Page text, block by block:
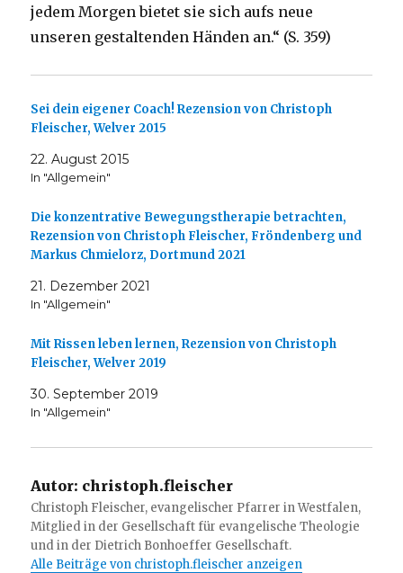
jedem Morgen bietet sie sich aufs neue
unseren gestaltenden Händen an.“ (S. 359)
Sei dein eigener Coach! Rezension von Christoph
Fleischer, Welver 2015
22. August 2015
In "Allgemein"
Die konzentrative Bewegungstherapie betrachten,
Rezension von Christoph Fleischer, Fröndenberg und
Markus Chmielorz, Dortmund 2021
21. Dezember 2021
In "Allgemein"
Mit Rissen leben lernen, Rezension von Christoph
Fleischer, Welver 2019
30. September 2019
In "Allgemein"
Autor: christoph.fleischer
Christoph Fleischer, evangelischer Pfarrer in Westfalen,
Mitglied in der Gesellschaft für evangelische Theologie
und in der Dietrich Bonhoeffer Gesellschaft.
Alle Beiträge von christoph.fleischer anzeigen